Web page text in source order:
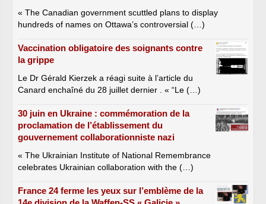
« The Canadian government scuttled plans to display
hundreds of names on Ottawa’s controversial (…)
Vaccination obligatoire des soignants contre
la grippe
Le Dr Gérald Kierzek a réagi suite à l’article du
Canard enchaîné du 28 juillet dernier . « “Le (…)
30 juin en Ukraine : commémoration de la
proclamation de l’établissement du
gouvernement collaborationniste nazi
« The Ukrainian Institute of National Remembrance
celebrates Ukrainian collaboration with the (…)
France 24 ferme les yeux sur l’emblème de la